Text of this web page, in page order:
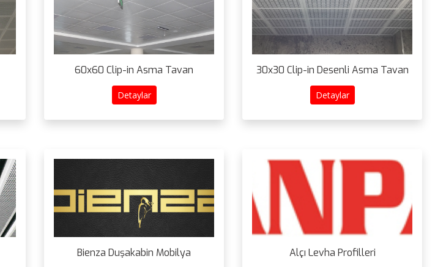
60x60 Clip-in Asma Tavan
Detaylar
30x30 Clip-in Desenli Asma Tavan
Detaylar
Bienza Duşakabin Mobilya Alçı Levha Profilleri